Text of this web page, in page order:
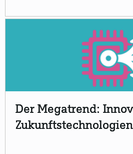
Der Megatrend:
Zukunftstechnologien